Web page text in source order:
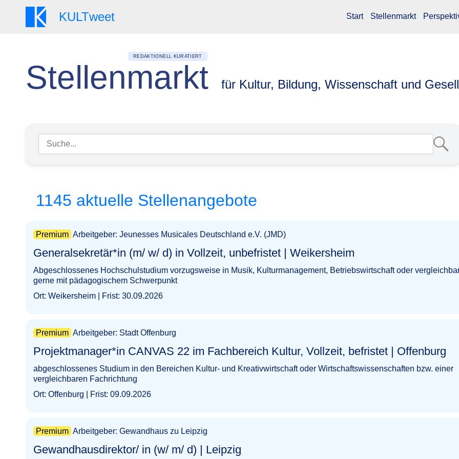
KULTweet Start Stellenmarkt
REDAKTIONELL KURATIERT
Stellenmarkt für Kultur, Bildung, Wissenschaft und
Suchbegriff eingeben
1145 aktuelle Stellenangebote
Premium Arbeitgeber: Jeunesses Musicales Deutschland e.V. (JMD)
Generalsekretär*in (m/ w/ d) in Vollzeit, unbefristet | Weikersheim​‌‌‌‌​‌​‌‌​‌​​‌​​​‌
Abgeschlossenes Hochschulstudium vorzugsweise in Musik, Kulturmanagement, Betriebswirtschaft oder
gerne mit pädagogischem Schwerpunkt
Ort: Weikersheim | Frist: 30.09.2026
Premium Arbeitgeber: Stadt Offenburg
Projektmanager*in CANVAS 22 im Fachbereich Kultur, Vollzeit, befristet | Offenburg​‌‌‌‌​‌​‌‌​‌​​​‌​​​
abgeschlossenes Studium in den Bereichen Kultur- und Kreativwirtschaft oder Wirtschaftswissenschaften bzw. einer
vergleichbaren Fachrichtung
Ort: Offenburg | Frist: 09.09.2026
Premium Arbeitgeber: Gewandhaus zu Leipzig
Gewandhausdirektor/ in (w/ m/ d) | Leipzig​‌‌‌‌​‌​‌‌​​​‌‌​‌​​